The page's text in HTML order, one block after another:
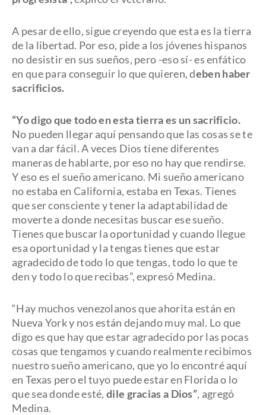
A pesar de ello, sigue creyendo que esta es la tierra
de la libertad. Por eso, pide a los jóvenes hispanos
no desistir en sus sueños, pero -eso sí- es enfático
en que para conseguir lo que quieren, deben haber
sacrificios.
“Yo digo que todo en esta tierra es un sacrificio.
No pueden llegar aquí pensando que las cosas se te
van a dar fácil. A veces Dios tiene diferentes
maneras de hablarte, por eso no hay que rendirse.
Y eso es el sueño americano. Mi sueño americano
no estaba en California, estaba en Texas. Tienes
que ser consciente y tener la adaptabilidad de
moverte a donde necesitas buscar ese sueño.
Tienes que buscar la oportunidad y cuando llegue
esa oportunidad y la tengas tienes que estar
agradecido de todo lo que tengas, todo lo que te
den y todo lo que recibas”, expresó Medina.
“Hay muchos venezolanos que ahorita están en
Nueva York y nos están dejando muy mal. Lo que
digo es que hay que estar agradecido por las pocas
cosas que tengamos y cuando realmente recibimos
nuestro sueño americano, que yo lo encontré aquí
en Texas pero el tuyo puede estar en Florida o lo
que sea donde esté,dile gracias a Dios”, agregó
Medina.